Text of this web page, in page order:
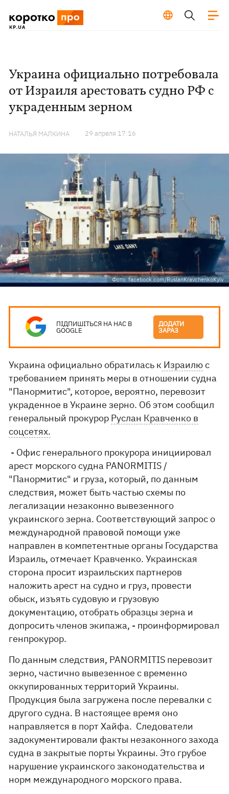
Украина официально потребовала
от Израиля арестовать судно РФ с
украденным зерном
НАТАЛЬЯ МАЛКИНА 29 апреля 17:16
Фото: facebook.com/RuslanKravchenkoKyiv
ПІДПИШІТЬСЯ НА НАС В
GOOGLE
ДОДАТИ
ЗАРАЗ
Украина официально обратилась к Израилюс
требованием принять меры в отношении судна
"Панормитис", которое, вероятно, перевозит
украденное в Украине зерно. Об этом сообщил
генеральный прокурор Руслан Кравченко в
соцсетях.
- Офис генерального прокурора инициировал
арест морского судна PANORMITIS /
"Панормитис" и груза, который, по данным
следствия, может быть частью схемы по
легализации незаконно вывезенного
украинского зерна. Соответствующий запрос о
международной правовой помощи уже
направлен в компетентные органы Государства
Израиль, отмечает Кравченко. Украинская
сторона просит израильских партнеров
наложить арест на судно и груз, провести
обыск, изъять судовую и грузовую
документацию, отобрать образцы зерна и
допросить членов экипажа, - проинформировал
генпрокурор.
По данным следствия, PANORMITIS перевозит
зерно, частично вывезенное с временно
оккупированных территорий Украины.
Продукция была загружена после перевалки с
другого судна. В настоящее время оно
направляется в порт Хайфа. Следователи
задокументировали факты незаконного захода
судна в закрытые порты Украины. Это грубое
нарушение украинского законодательства и
норм международного морского права.